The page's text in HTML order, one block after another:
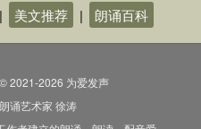
| 美文推荐 | 朗诵百科
2021-2026 为爱发声
诵艺术家 徐涛